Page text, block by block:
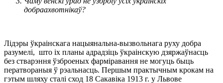
добраахвотнікаў?
Лідэры ўкраінскага нацыянальна-вызвольнага руху добра
разумелі, што іх планы адрадзіць ўкраінскую дзяржаўнасць
без стварэння ўзброеных фарміравання не могуць быць
ператвораныя ў рэальнасць. Першым практычным крокам на
гэтым шляху сталі сход 18 Сакавіка 1913 г. у Львове